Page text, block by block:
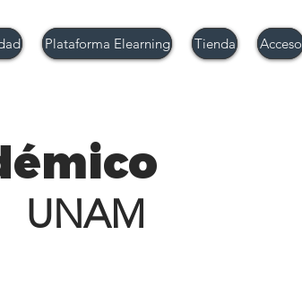
Plataforma Elearning Tienda Acceso
UNAM